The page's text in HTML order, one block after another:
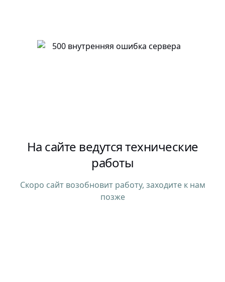
На сайте ведутся технические
работы
Скоро сайт возобновит работу, заходите к нам
позже